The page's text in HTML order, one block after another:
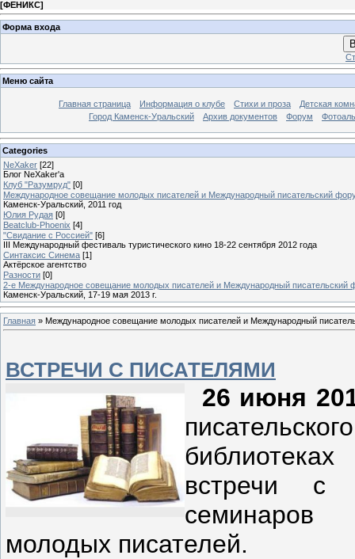
[ФЕНИКС]
Форма входа
Меню сайта
Главная страница Информация о клубе Стихи и проза
Детская
Город Каменск-Уральский
Архив документов Форум
Categories
NeXaker [22]
Блог NeXaker'a
Клуб "Разумруд" [0]
Международное совещание молодых писателей и Международный писательский
Каменск-Уральский, 2011 год
Юлия Рудая [0]
Beatclub-Phoenix [4]
"Свидание с Россией" [6]
III Международный фестиваль туристического кино 18-22 сентября 2012 года
Синтаксис Синема [1]
Актёрское агентство
Разности [0]
2-е Международное совещание молодых писателей и Международный писательский
Каменск-Уральский, 17-19 мая 2013 г.
Главная » Международное совещание молодых писателей и Международный
ВСТРЕЧИ С ПИСАТЕЛЯМИ
26 июня
встречи с
семинаров
молодых писателей.